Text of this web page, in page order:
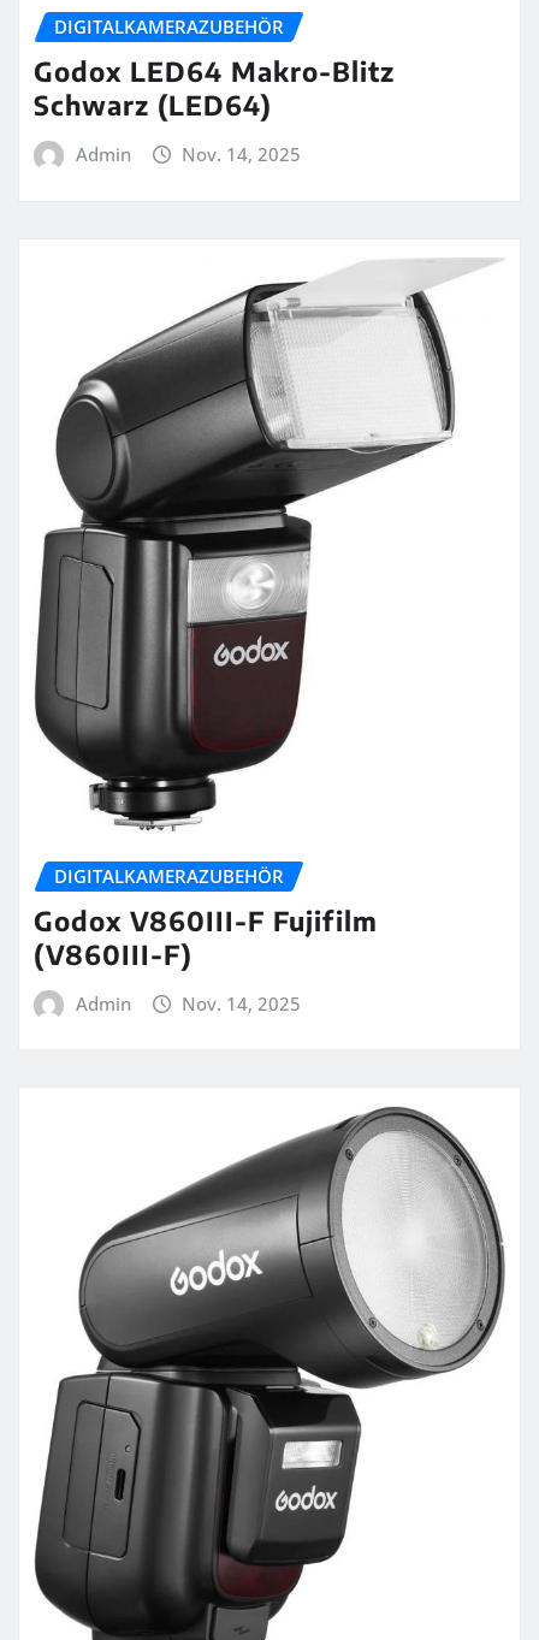
DIGITALKAMERAZUBEHÖR
Godox LED64 Makro-Blitz
Schwarz (LED64)
Admin Nov. 14, 2025
DIGITALKAMERAZUBEHÖR
Godox V860III-F Fujifilm
(V860III-F)
Admin Nov. 14, 2025